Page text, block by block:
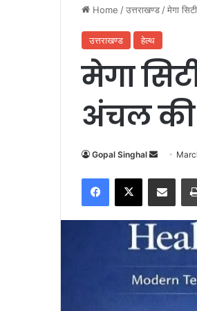
Home /उत्तराखण्ड /मेगा
उत्तराखण्ड हेल्थ
मेगा
अंचल की
Gopal Singhal
n
d
a
n
e
a